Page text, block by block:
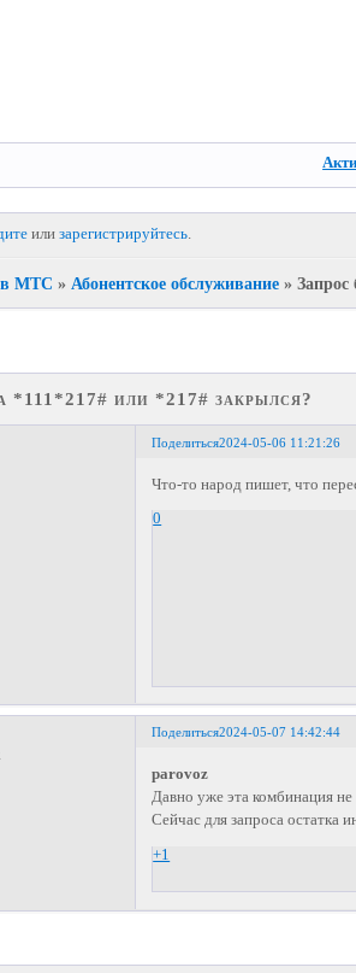
илизарегистрируйтесь.
МТС » Абонентское обслуживание »Запрос
*111*217# или *217# закрылся?
Поделиться2024-05-06 11:21:26
Что-то народ пишет, что
0
Поделиться2024-05-07 14:42:44
parovoz
Давно уже эта комбинация не
Сейчас для запроса остатка
+1